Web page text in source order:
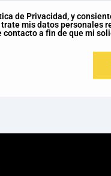
de Privacidad, y
mis datos personales
contacto a fin de que mi